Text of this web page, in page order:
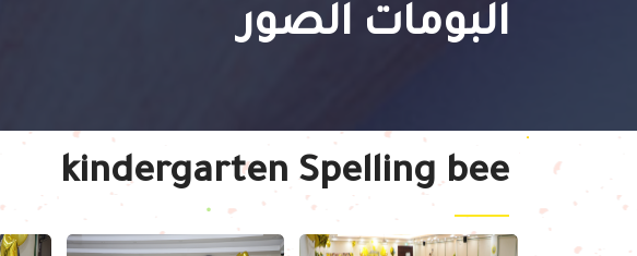
البومات الصور
kindergarten Spelling bee